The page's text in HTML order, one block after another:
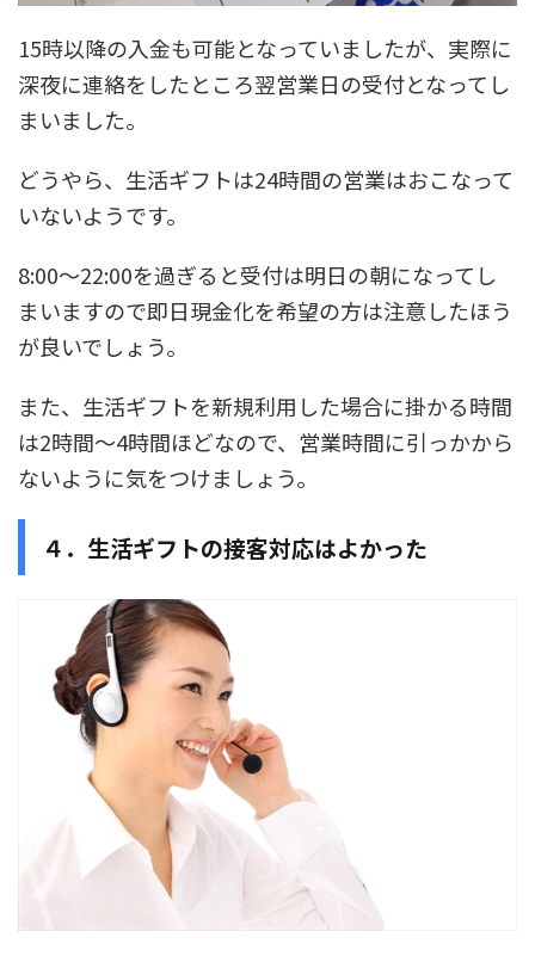
15時以降の入金も可能となっていましたが、実際に
深夜に連絡をしたところ翌営業日の受付となってし
まいました。
どうやら、生活ギフトは24時間の営業はおこなって
いないようです。
8:00～22:00を過ぎると受付は明日の朝になってし
まいますので即日現金化を希望の方は注意したほう
が良いでしょう。
また、生活ギフトを新規利用した場合に掛かる時間
は2時間～4時間ほどなので、営業時間に引っかから
ないように気をつけましょう。
４．生活ギフトの接客対応はよかった